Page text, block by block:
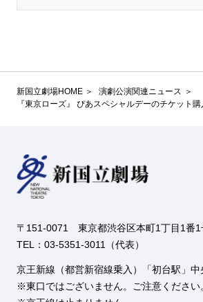
新国立劇場HOME
演劇公演関連ニュース
『東京ローズ』 ぴあスペシャルデーのチケット
〒151-0071 東京都渋谷区本町1丁目1番1
TEL：03-5351-3011（代表）
京王新線（都営新宿線乗入）「初台駅」中
東口ではございません。ご注意ください